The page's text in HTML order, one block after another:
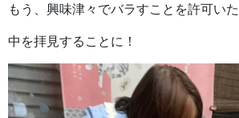
もう、興味津々でバラすことを許可い
中を拝見することに！